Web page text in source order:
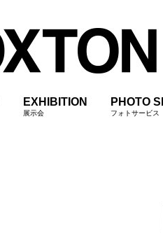
EXHIBITION
展示会
PHOTO
フォトサービス